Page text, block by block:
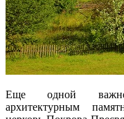
Еще одной
архитектурным